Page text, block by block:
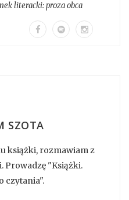
literacki:proza obca
SZOTA
książki, rozmawiam z
Prowadzę "Książki.
czytania".